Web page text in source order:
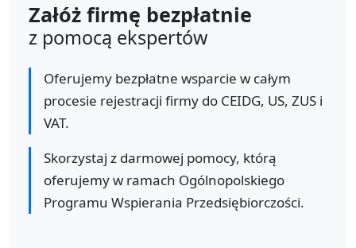
Załóż firmę bezpłatnie
z pomocą ekspertów
Oferujemy bezpłatne wsparcie w całym
procesie rejestracji firmy do CEIDG, US, ZUS i
VAT.
Skorzystaj z darmowej pomocy, którą
oferujemy w ramach Ogólnopolskiego
Programu Wspierania Przedsiębiorczości.